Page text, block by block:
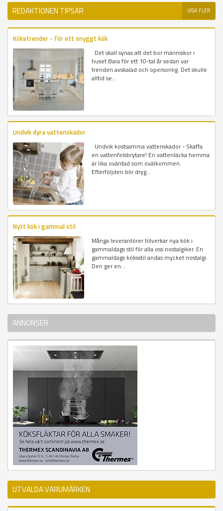
REDAKTIONEN TIPSAR VISA FLER
Kökstrender - för ett snyggt kök
Det skall synas att det bor människor i
huset Bara för ett 10-tal år sedan var
trenden avskalad och opersonlig. Det skulle
alltid se...
Undvik dyra vattenskador
Undvik kostsamma vattenskador - Skaffa
en vattenfelsbrytare! En vattenläcka hemma
är lika oväntad som ovälkommen.
Efterföljden blir dryg...
Nytt kök i gammal stil
Många leverantörer tillverkar nya kök i
gammaldags stil för alla oss nostalgiker. En
gammaldags köksstil andas mycket nostalgi.
Den ger en...
ANNONSER
UTVALDA VARUMÄRKEN